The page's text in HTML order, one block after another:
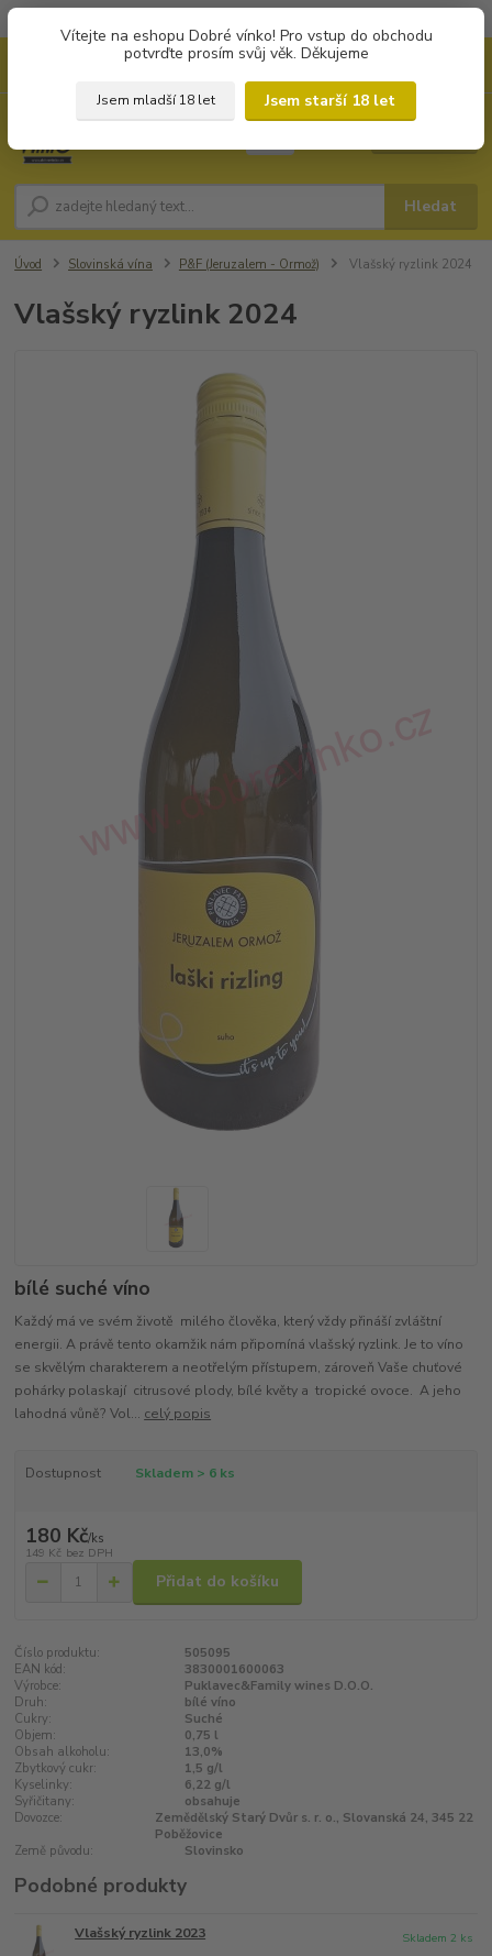
Vítejte na eshopu Dobré vínko! Pro vstup do obchodu
potvrďte prosím svůj věk. Děkujeme
Jsem mladší 18 let
Jsem starší 18 let
Hledat
Úvod Slovinská vína P&F (Jeruzalem - Ormož) Vlašský ryzlink 2024
Vlašský ryzlink 2024
bílé suché víno
Každý má ve svém životě milého člověka, který vždy přináší zvláštní
energii. A právě tento okamžik nám připomíná vlašský ryzlink. Je to víno
se skvělým charakterem a neotřelým přístupem, zároveň Vaše chuťové
pohárky polaskají citrusové plody, bílé květy a tropické ovoce. A jeho
lahodná vůně? Vol... celý popis
Dostupnost Skladem > 6 ks
180 Kč/ks
149 Kč bez DPH
Přidat do košíku
Číslo produktu:
505095
EAN kód:
3830001600063
Výrobce:
Puklavec&Family wines D.O.O.
Druh:
bílé víno
Cukry:
Suché
Objem:
0,75 l
Obsah alkoholu:
13,0%
Zbytkový cukr:
1,5 g/l
Kyselinky:
6,22 g/l
Syřičitany:
obsahuje
Dovozce:
Zemědělský Starý Dvůr s. r. o., Slovanská 24, 345 22
Poběžovice
Země původu:
Slovinsko
Podobné produkty
Vlašský ryzlink 2023
Skladem 2 ks